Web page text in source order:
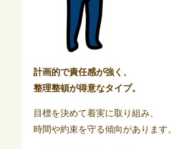
計画的で責任感が強く、
整理整頓が得意なタイプ。
目標を決めて着実に取り組み、
時間や約束を守る傾向があります。